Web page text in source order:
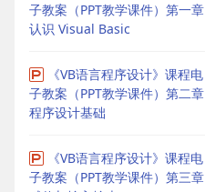
子教案（PPT教学课件）第一章
认识 Visual Basic
《VB语言程序设计》课程电
子教案（PPT教学课件）第二章
程序设计基础
《VB语言程序设计》课程电
子教案（PPT教学课件）第三章